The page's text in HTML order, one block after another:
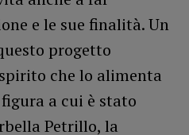
e le sue finalità. Un
progetto
che lo alimenta
a cui è stato
Petrillo, la